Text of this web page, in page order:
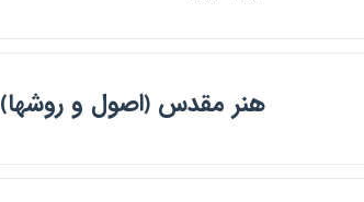
هنر مقدس ﴿اصول و روشها﴾